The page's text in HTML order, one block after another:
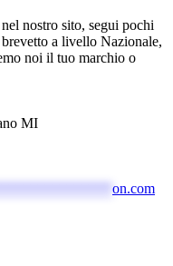
nostro sito, segui pochi
a livello Nazionale,
noi il tuo marchio o
MI
on.com